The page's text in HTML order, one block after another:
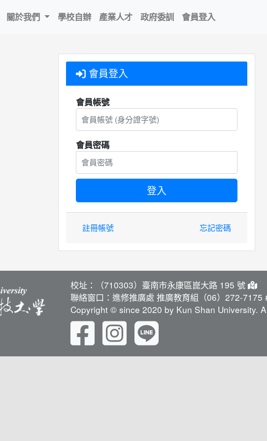
關於我們 學校自辦 產業人才 政府委訓 會員登入
會員登入
會員帳號
會員密碼
註冊帳號 忘記密碼
校址：（710303）臺南市永康區崑大路 195 號
聯絡窗口：進修推廣處 推廣教育組（06）272-7175
Copyright © since 2020 by Kun Shan University.